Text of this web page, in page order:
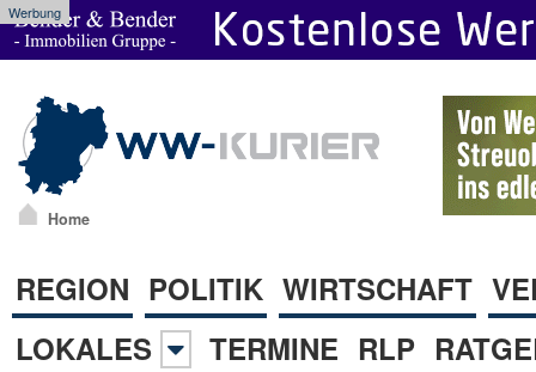
Werbung
Home
REGION POLITIK WIRTSCHAFT
LOKALES
TERMINE RLP